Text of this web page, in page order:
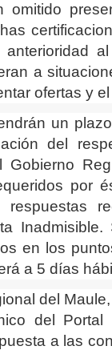
omitido
a
ofertas y
un
del
Gobierno
por
respuestas
en los
a 5 días
del
del Portal
a las